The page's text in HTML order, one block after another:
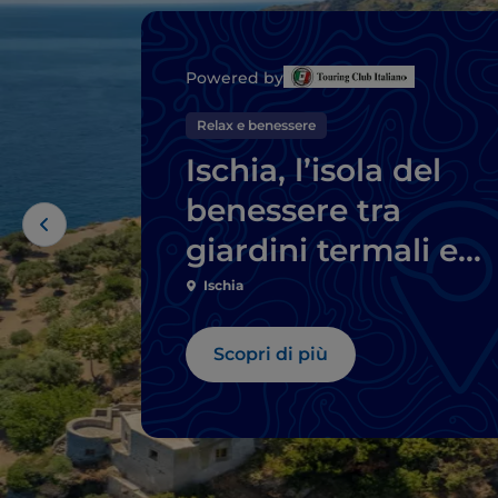
Powered by
Relax e benessere
Ischia, l’isola del
benessere tra
giardini termali e
sorgenti naturali
Ischia
Scopri di più